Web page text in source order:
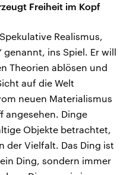
Freiheit im Kopf
Realismus,
genannt, ins Spiel. Er will
Theorien ablösen und
auf die Welt
neuen Materialismus
angesehen. Dinge
Objekte betrachtet,
der Vielfalt. Das Ding ist
Ding, sondern immer